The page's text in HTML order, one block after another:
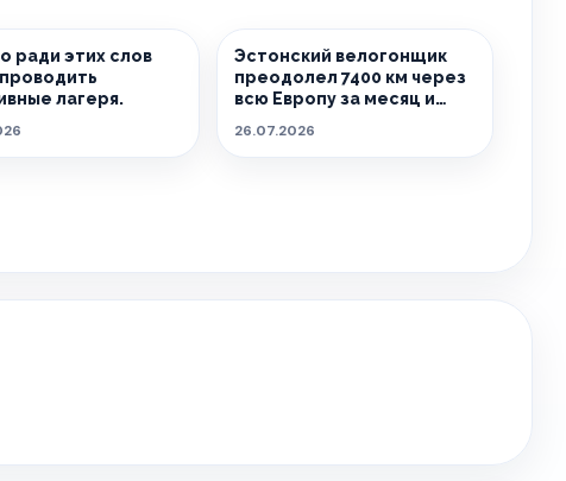
ради этих слов
лагеря.
Эстонский велогонщик
преодолел 7400 км через
всю Европу за месяц и
26.07.2026